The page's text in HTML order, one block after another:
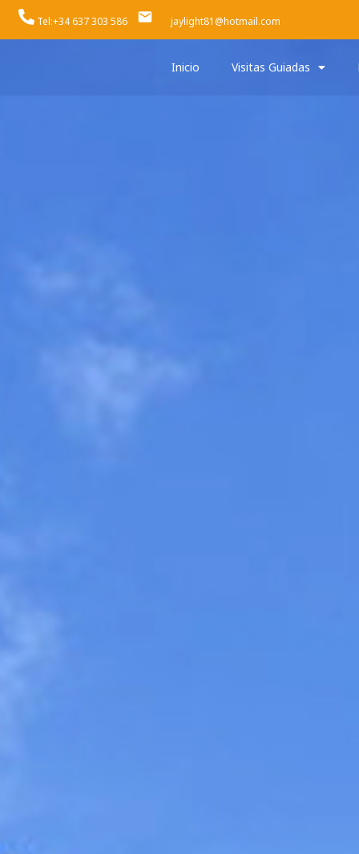
Tel:+34 637 303 586 jaylight81@hotmail.com
Inicio Visitas Guiadas